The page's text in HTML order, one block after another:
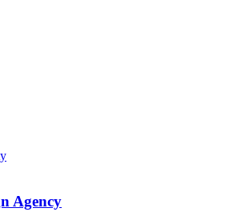
Agency